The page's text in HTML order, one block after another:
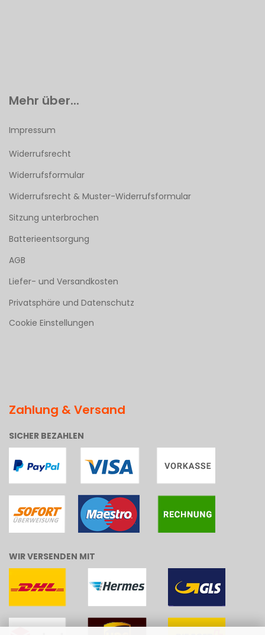
Mehr über...
Impressum
Widerrufsrecht
Widerrufsformular
Widerrufsrecht & Muster-Widerrufsformular
Sitzung unterbrochen
Batterieentsorgung
AGB
Liefer- und Versandkosten
Privatsphäre und Datenschutz
Cookie Einstellungen
Zahlung & Versand
SICHER BEZAHLEN
WIR VERSENDEN MIT